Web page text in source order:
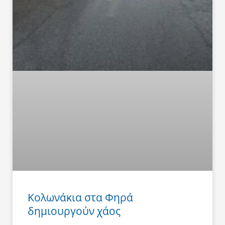
Κολωνάκια στα Φηρά
δημιουργούν χάος